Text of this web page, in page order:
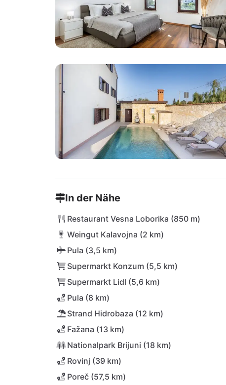
In der Nähe
Restaurant Vesna Loborika (850 m)
Weingut Kalavojna (2 km)
Pula (3,5 km)
Supermarkt Konzum (5,5 km)
Supermarkt Lidl (5,6 km)
Pula (8 km)
Strand Hidrobaza (12 km)
Fažana (13 km)
Nationalpark Brijuni (18 km)
Rovinj (39 km)
Poreč (57,5 km)